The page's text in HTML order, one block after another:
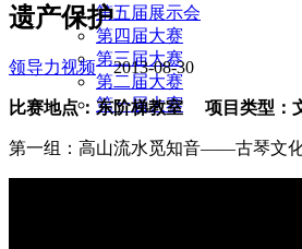
第五届展示会
第四届大赛
第三届大赛
第二届大赛
第一届大赛
遗产保护
领导力视频2013-08-30
比赛地点：东阶梯教室 项目类型：
第一组：高山流水觅知音——古琴文